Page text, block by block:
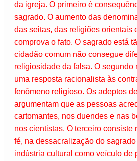
da igreja. O primeiro é
sagrado. O aumento das
das seitas, das religiões orientais
comprova o fato. O sagrado está
cidadão comum não consegue
religiosidade da falsa. O segundo
uma resposta racionalista às
fenômeno religioso. Os adeptos
argumentam que as pessoas
cartomantes, nos duendes e nas
nos cientistas. O terceiro consiste
fé, na dessacralização do
indústria cultural como veículo de